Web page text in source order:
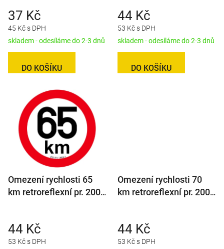
45 Kč s DPH
37 Kč
skladem - odesíláme do 2-3 dnů
DO KOŠÍKU
53 Kč s DPH
44 Kč
skladem - odesíláme do 2-3 dnů
DO KOŠÍKU
Omezení rychlosti 65
km retroreflexní pr. 200
53 Kč s DPH
44 Kč
Omezení rychlosti 70
km retroreflexní pr. 200
53 Kč s DPH
44 Kč